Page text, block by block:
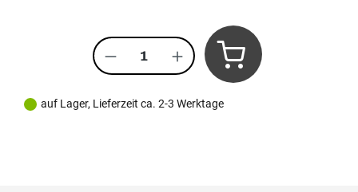
Produkt Anzahl: Gib den
auf Lager, Lieferzeit ca. 2-3 Werktage